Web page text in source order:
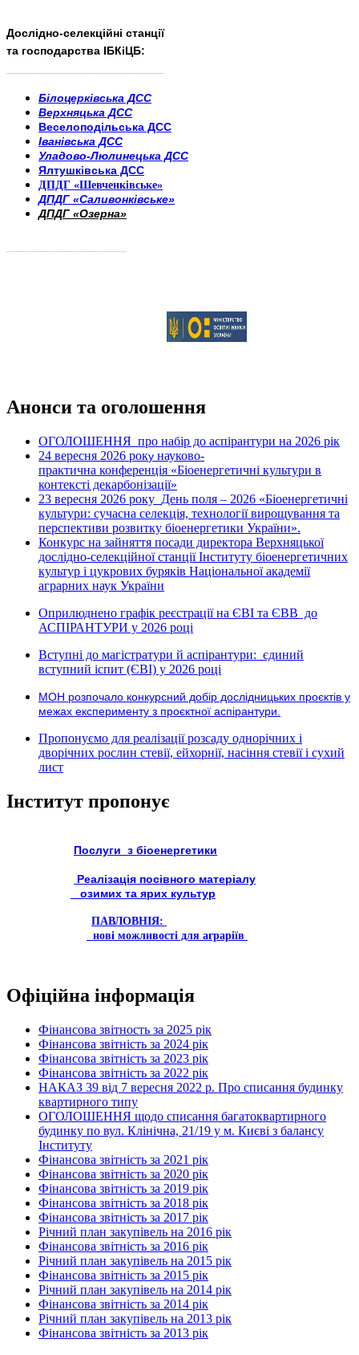
Дослідно-селекційні станції
та господарства ІБКіЦБ:
Білоцерківська ДСС
Верхняцька ДСС
Веселоподільська ДСС
Іванівська ДСС
Уладово-Люлинецька ДСС
Ялтушківська ДСС
ДПДГ «Шевченківське»
ДПДГ «Саливонківське»
ДПДГ «Озерна»
Анонси та оголошення
ОГОЛОШЕННЯ про набір до аспірантури на 2026 рік
24 вересня 2026 року науково-
практична конференція «Біоенергетичні культури в
контексті декарбонізації»
23 вересня 2026 року День поля – 2026 «Біоенергетичні
культури: сучасна селекція, технології вирощування та
перспективи розвитку біоенергетики України».
Конкурс на зайняття посади директора Верхняцької
дослідно-селекційної станції Інституту біоенергетичних
культур і цукрових буряків Національної академії
аграрних наук України
Оприлюднено графік реєстрації на ЄВІ та ЄВВ до
АСПІРАНТУРИ у 2026 році
Вступні до магістратури й аспірантури: єдиний
вступний іспит (ЄВІ) у 2026 році
МОН розпочало конкурсний добір дослідницьких проєктів у
межах експерименту з проєктної аспірантури.
Пропонуємо для реалізації розсаду однорічних і
дворічних рослин стевії, ейхорнії, насіння стевії і сухий
лист
Інститут пропонує
Послуги з біоенергетики
Реалізація посівного матеріалу
озимих та ярих культур
ПАВЛОВНІЯ:
нові можливості для аграріїв
Офіційна інформація
Фінансова звітность за 2025 рік
Фінансова звітність за 2024 рік
Фінансова звітність за 2023 рік
Фінансова звітність за 2022 рік
НАКАЗ 39 від 7 вересня 2022 р. Про списання будинку
квартирного типу
ОГОЛОШЕННЯ щодо списання багатоквартирного
будинку по вул. Клінічна, 21/19 у м. Києві з балансу
Інституту
Фінансова звітність за 2021 рік
Фінансова звітність за 2020 рік
Фінансова звітність за 2019 рік
Фінансова звітність за 2018 рік
Фінансова звітність за 2017 рік
Річний план закупівель на 2016 рік
Фінансова звітність за 2016 рік
Річний план закупівель на 2015 рік
Фінансова звітність за 2015 рік
Річний план закупівель на 2014 рік
Фінансова звітність за 2014 рік
Річний план закупівель на 2013 рік
Фінансова звітність за 2013 рік